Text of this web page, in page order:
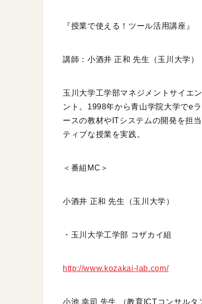
『授業で使える！ツール活用講座』
講師：小酒井 正和 先生（玉川大学）
玉川大学工学部マネジメントサイエ
ント。1998年から青山学院大学でe
ースの教材やITシステムの開発を担
ティブな授業を実践。
＜番組MC＞
小酒井 正和 先生（玉川大学）
・玉川大学工学部 コザカイ組
http://www.kozakai-lab.com/
小池 幸司 先生 （教育ICTコンサルタ